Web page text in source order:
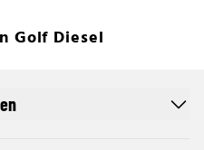
Golf Diesel